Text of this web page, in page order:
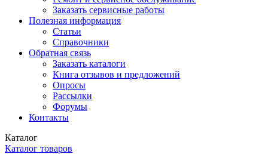
Заказать сервисные работы
Полезная информация
Статьи
Справочники
Обратная связь
Заказать каталоги
Книга отзывов и предложений
Опросы
Рассылки
Форумы
Контакты
Каталог
Каталог товаров